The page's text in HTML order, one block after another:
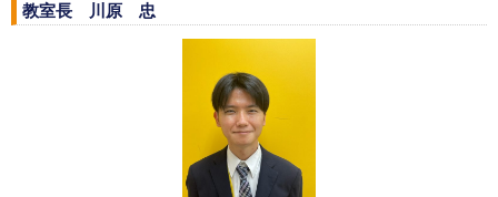
教室長 川原 忠